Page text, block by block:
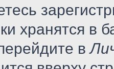
хранятся в
в